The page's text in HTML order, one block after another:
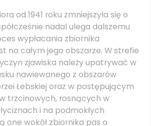
od 1941 roku zmniejszyła się o
nadal ulega dalszemu
wypłacania zbiornika
na całym jego obszarze. W strefie
zjawiska należy upatrywać w
nawiewanego z obszarów
Łebskiej oraz w postępującym
trzcinowych, rosnących w
i na podmokłych
one wokół zbiornika pas o